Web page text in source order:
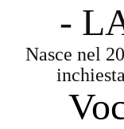
-
Nasce nel